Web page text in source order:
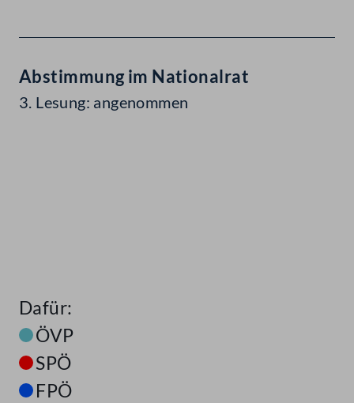
Abstimmung im Nationalrat
3. Lesung: angenommen
Dafür:
ÖVP
SPÖ
FPÖ